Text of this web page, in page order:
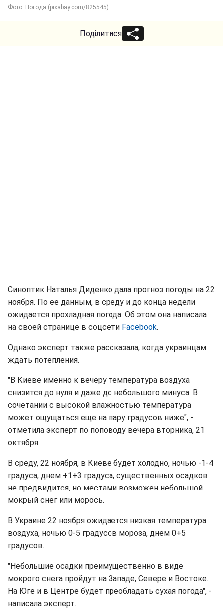
Фото: Погода (pixabay.com/825545)
Поділитися
Синоптик Наталья Диденко дала прогноз погоды на 22
ноября. По ее данным, в среду и до конца недели
ожидается прохладная погода. Об этом она написала
на своей странице в соцсети Facebook.
Однако эксперт также рассказала, когда украинцам
ждать потепления.
"В Киеве именно к вечеру температура воздуха
снизится до нуля и даже до небольшого минуса. В
сочетании с высокой влажностью температура
может ощущаться еще на пару градусов ниже", -
отметила эксперт по поповоду вечера вторника, 21
октября.
В среду, 22 ноября, в Киеве будет холодно, ночью -1-4
градуса, днем +1+3 градуса, существенных осадков
не предвидится, но местами возможен небольшой
мокрый снег или морось.
В Украине 22 ноября ожидается низкая температура
воздуха, ночью 0-5 градусов мороза, днем 0+5
градусов.
"Небольшие осадки преимущественно в виде
мокрого снега пройдут на Западе, Севере и Востоке.
На Юге и в Центре будет преобладать сухая погода", -
написала эксперт.